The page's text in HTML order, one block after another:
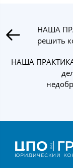
НАША
решить
НАША